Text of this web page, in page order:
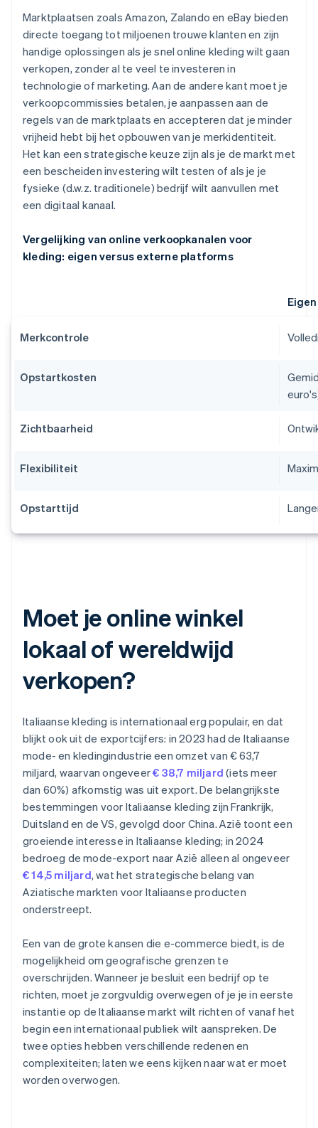
Marktplaatsen zoals Amazon, Zalando en eBay bieden
directe toegang tot miljoenen trouwe klanten en zijn
handige oplossingen als je snel online kleding wilt gaan
verkopen, zonder al te veel te investeren in
technologie of marketing. Aan de andere kant moet je
verkoopcommissies betalen, je aanpassen aan de
regels van de marktplaats en accepteren dat je minder
vrijheid hebt bij het opbouwen van je merkidentiteit.
Het kan een strategische keuze zijn als je de markt met
een bescheiden investering wilt testen of als je je
fysieke (d.w.z. traditionele) bedrijf wilt aanvullen met
een digitaal kanaal.
Vergelijking van online verkoopkanalen voor
kleding: eigen versus externe platforms
Merkcontrole
Opstartkosten
Zichtbaarheid
Flexibiliteit
Opstarttijd
Moet je online winkel
lokaal of wereldwijd
verkopen?
Italiaanse kleding is internationaal erg populair, en dat
blijkt ook uit de exportcijfers: in 2023 had de Italiaanse
mode- en kledingindustrie een omzet van € 63,7
miljard, waarvan ongeveer€ 38,7 miljard (iets meer
dan 60%) afkomstig was uit export. De belangrijkste
bestemmingen voor Italiaanse kleding zijn Frankrijk,
Duitsland en de VS, gevolgd door China. Azië toont een
groeiende interesse in Italiaanse kleding; in 2024
bedroeg de mode-export naar Azië alleen al ongeveer
€ 14,5 miljard, wat het strategische belang van
Aziatische markten voor Italiaanse producten
onderstreept.
Een van de grote kansen die e-commerce biedt, is de
mogelijkheid om geografische grenzen te
overschrijden. Wanneer je besluit een bedrijf op te
richten, moet je zorgvuldig overwegen of je je in eerste
instantie op de Italiaanse markt wilt richten of vanaf het
begin een internationaal publiek wilt aanspreken. De
twee opties hebben verschillende redenen en
complexiteiten; laten we eens kijken naar wat er moet
worden overwogen.